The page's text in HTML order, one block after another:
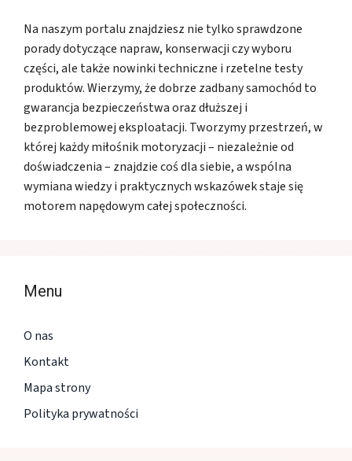
Na naszym portalu znajdziesz nie tylko sprawdzone
porady dotyczące napraw, konserwacji czy wyboru
części, ale także nowinki techniczne i rzetelne testy
produktów. Wierzymy, że dobrze zadbany samochód to
gwarancja bezpieczeństwa oraz dłuższej i
bezproblemowej eksploatacji. Tworzymy przestrzeń, w
której każdy miłośnik motoryzacji – niezależnie od
doświadczenia – znajdzie coś dla siebie, a wspólna
wymiana wiedzy i praktycznych wskazówek staje się
motorem napędowym całej społeczności.
Menu
O nas
Kontakt
Mapa strony
Polityka prywatności